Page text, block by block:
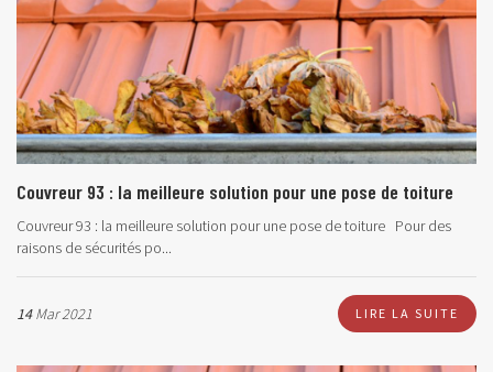
Couvreur 93 : la meilleure solution pour une pose de toiture
Couvreur 93 : la meilleure solution pour une pose de toiture Pour des
raisons de sécurités po...
14Mar 2021 LIRE LA SUITE